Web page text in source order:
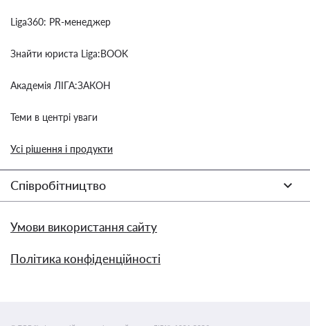
Liga360: PR-менеджер
Знайти юриста Liga:BOOK
Академія ЛІГА:ЗАКОН
Теми в центрі уваги
Усі рішення і продукти
Співробітництво
Умови використання сайту
Політика конфіденційності